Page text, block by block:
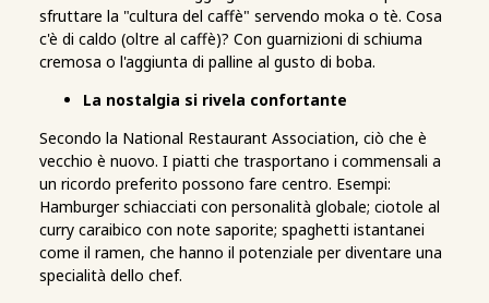
sfruttare la "cultura del caffè" servendo moka o tè. Cosa
c'è di caldo (oltre al caffè)? Con guarnizioni di schiuma
cremosa o l'aggiunta di palline al gusto di boba.
La nostalgia si rivela confortante
Secondo la National Restaurant Association, ciò che è
vecchio è nuovo. I piatti che trasportano i commensali a
un ricordo preferito possono fare centro. Esempi:
Hamburger schiacciati con personalità globale; ciotole al
curry caraibico con note saporite; spaghetti istantanei
come il ramen, che hanno il potenziale per diventare una
specialità dello chef.